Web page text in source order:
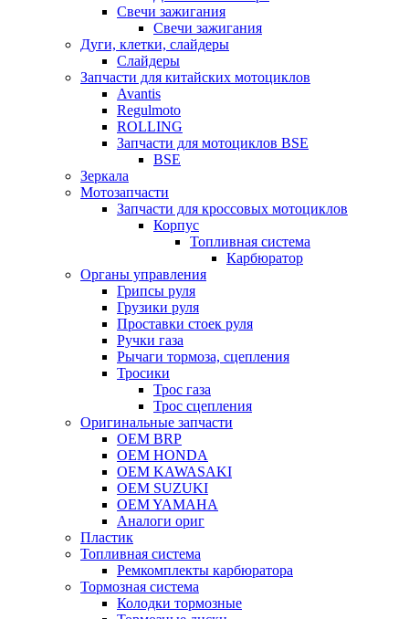
Свечи зажигания
Свечи зажигания
Дуги, клетки, слайдеры
Слайдеры
Запчасти для китайских мотоциклов
Avantis
Regulmoto
ROLLING
Запчасти для мотоциклов BSE
BSE
Зеркала
Мотозапчасти
Запчасти для кроссовых мотоциклов
Корпус
Топливная система
Карбюратор
Органы управления
Грипсы руля
Грузики руля
Проставки стоек руля
Ручки газа
Рычаги тормоза, сцепления
Тросики
Трос газа
Трос сцепления
Оригинальные запчасти
OEM BRP
OEM HONDA
OEM KAWASAKI
OEM SUZUKI
OEM YAMAHA
Аналоги ориг
Пластик
Топливная система
Ремкомплекты карбюратора
Тормозная система
Колодки тормозные